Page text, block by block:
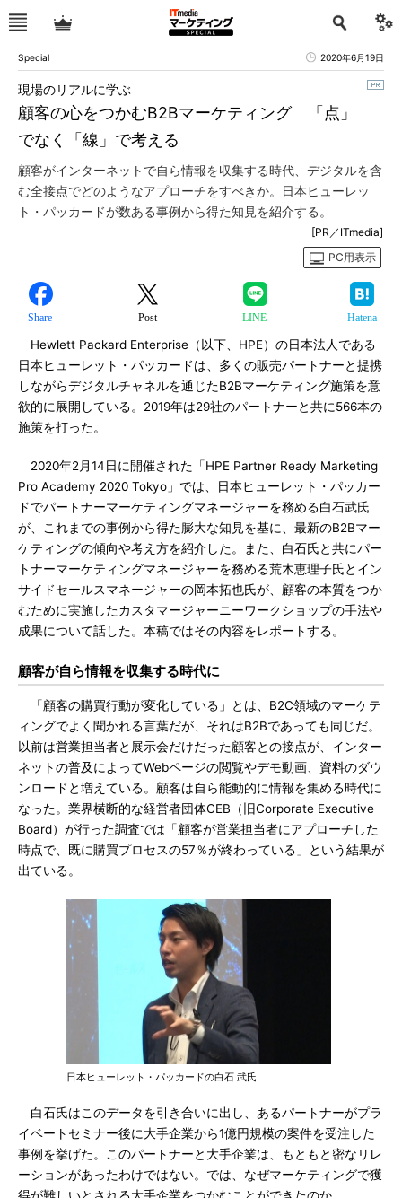
Special 2020年6月19日
顧客の心をつかむB2Bマーケティング 「点」
でなく「線」で考える
現場のリアルに学ぶ
顧客がインターネットで自ら情報を収集する時代、デジタルを含
む全接点でどのようなアプローチをすべきか。日本ヒューレッ
ト・パッカードが数ある事例から得た知見を紹介する。
[PR／ITmedia]
PC用表示
Share Post LINE Hatena
Hewlett Packard Enterprise（以下、HPE）の日本法人である
日本ヒューレット・パッカードは、多くの販売パートナーと提携
しながらデジタルチャネルを通じたB2Bマーケティング施策を意
欲的に展開している。2019年は29社のパートナーと共に566本の
施策を打った。
2020年2月14日に開催された「HPE Partner Ready Marketing
Pro Academy 2020 Tokyo」では、日本ヒューレット・パッカー
ドでパートナーマーケティングマネージャーを務める白石武氏
が、これまでの事例から得た膨大な知見を基に、最新のB2Bマー
ケティングの傾向や考え方を紹介した。また、白石氏と共にパー
トナーマーケティングマネージャーを務める荒木恵理子氏とイン
サイドセールスマネージャーの岡本拓也氏が、顧客の本質をつか
むために実施したカスタマージャーニーワークショップの手法や
成果について話した。本稿ではその内容をレポートする。
顧客が自ら情報を収集する時代に
「顧客の購買行動が変化している」とは、B2C領域のマーケテ
ィングでよく聞かれる言葉だが、それはB2Bであっても同じだ。
以前は営業担当者と展示会だけだった顧客との接点が、インター
ネットの普及によってWebページの閲覧やデモ動画、資料のダウ
ンロードと増えている。顧客は自ら能動的に情報を集める時代に
なった。業界横断的な経営者団体CEB（旧Corporate Executive
Board）が行った調査では「顧客が営業担当者にアプローチした
時点で、既に購買プロセスの57％が終わっている」という結果が
出ている。
日本ヒューレット・パッカードの白石 武氏
白石氏はこのデータを引き合いに出し、あるパートナーがプラ
イベートセミナー後に大手企業から1億円規模の案件を受注した
事例を挙げた。このパートナーと大手企業は、もともと密なリレ
ーションがあったわけではない。では、なぜマーケティングで獲